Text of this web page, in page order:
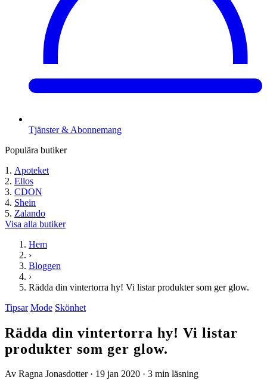
Tjänster & Abonnemang
Populära butiker
Apoteket
Ellos
CDON
Shein
Zalando
Visa alla butiker
Hem
›
Bloggen
›
Rädda din vintertorra hy! Vi listar produkter som ger glow.
Tipsar Mode Skönhet
Rädda din vintertorra hy! Vi listar
produkter som ger glow.
Av Ragna Jonasdotter · 19 jan 2020 · 3 min läsning